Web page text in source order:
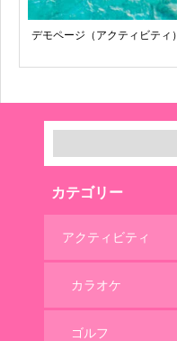
デモページ（アクティビティ）
カテゴリー
アクティビティ
カラオケ
ゴルフ